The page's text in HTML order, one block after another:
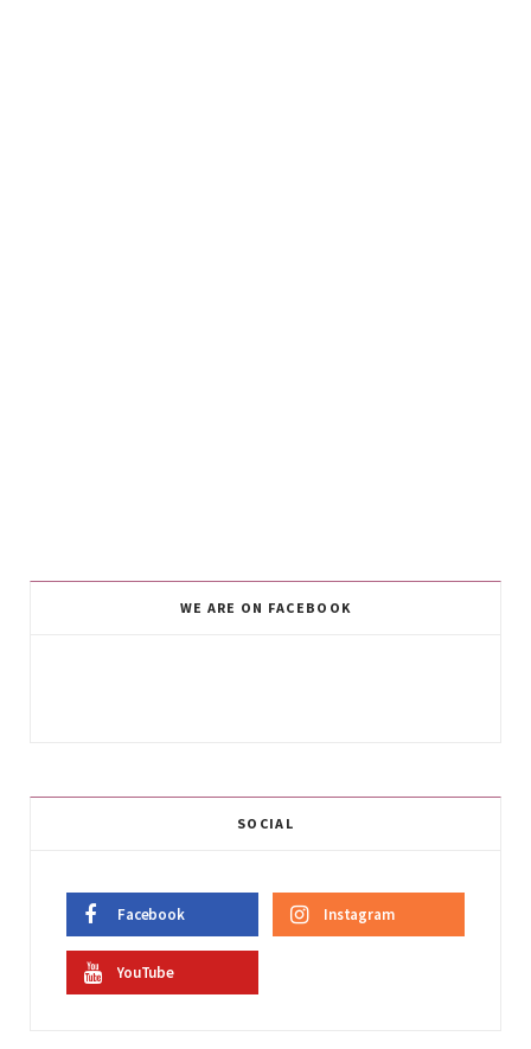
WE ARE ON FACEBOOK
SOCIAL
Facebook Instagram
YouTube